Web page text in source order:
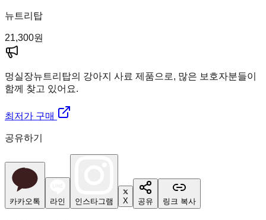
뉴트리탑
21,300원
멍실장뉴트리탑의 강아지 사료 제품으로, 많은 보호자분들이
함께 찾고 있어요.
최저가 구매
공유하기
카카오톡 라인 인스타그램 X 공유 링크 복사